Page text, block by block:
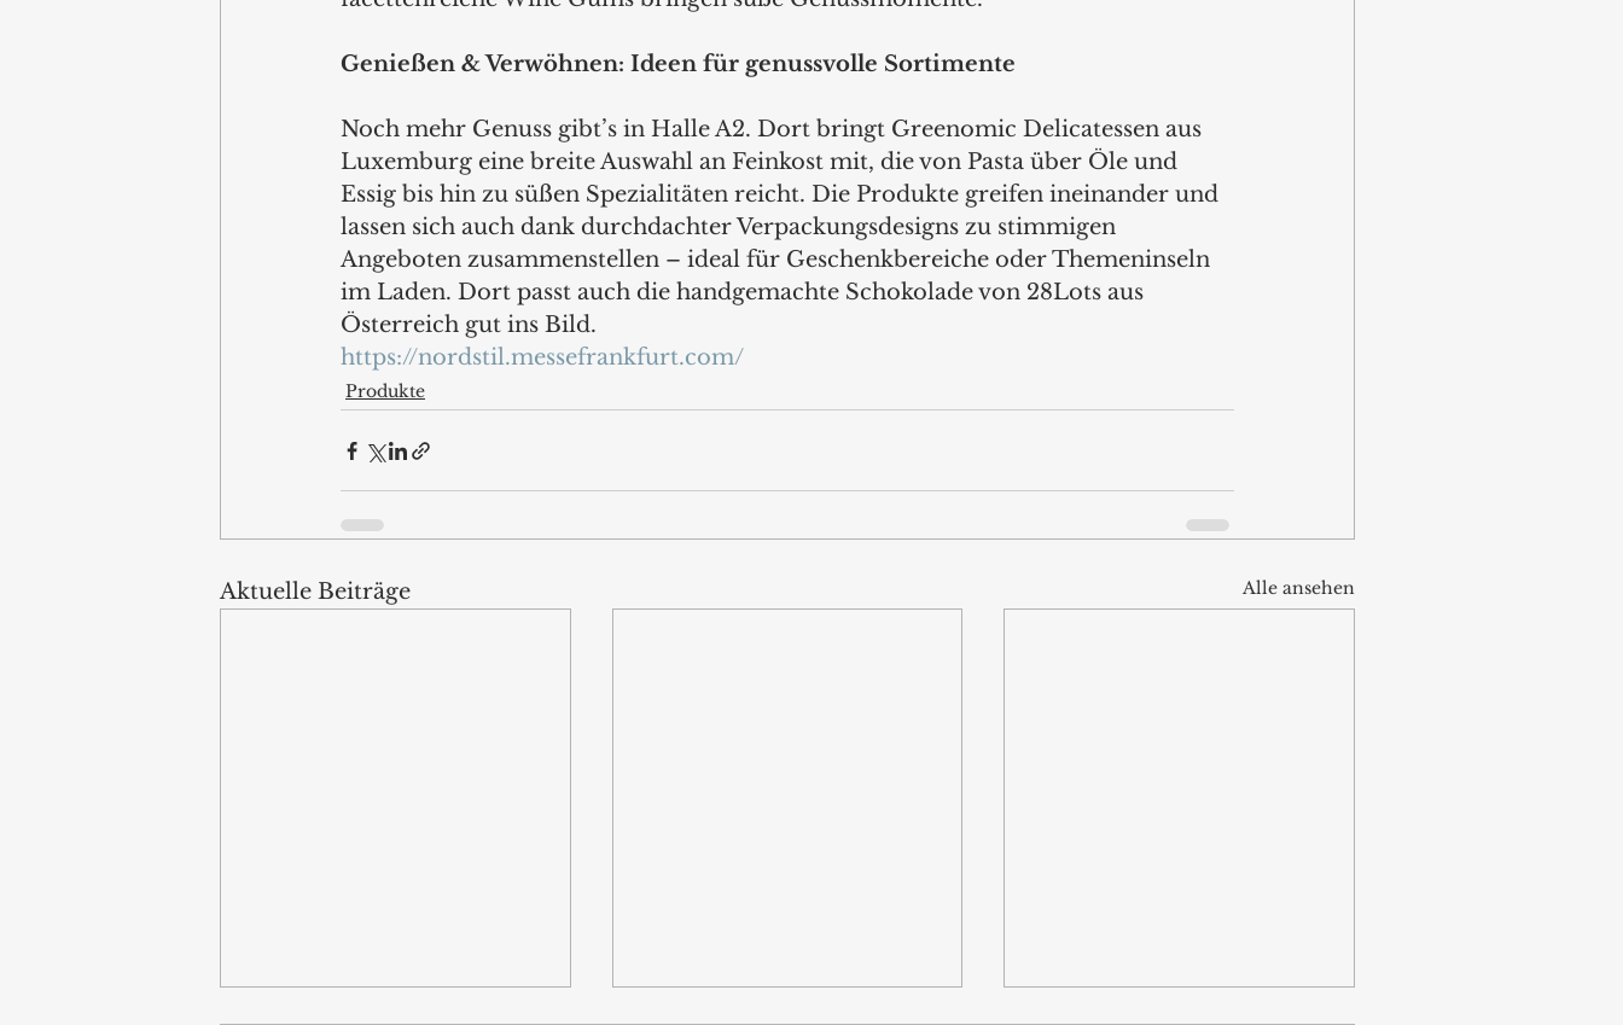
Genießen & Verwöhnen: Ideen für genussvolle Sortimente
Noch mehr Genuss gibt’s in Halle A2. Dort bringt Greenomic Delicatessen aus
Luxemburg eine breite Auswahl an Feinkost mit, die von Pasta über Öle und
Essig bis hin zu süßen Spezialitäten reicht. Die Produkte greifen ineinander und
lassen sich auch dank durchdachter Verpackungsdesigns zu stimmigen
Angeboten zusammenstellen – ideal für Geschenkbereiche oder Themeninseln
im Laden. Dort passt auch die handgemachte Schokolade von 28Lots aus
Österreich gut ins Bild.
https://nordstil.messefrankfurt.com/
Produkte
Aktuelle Beiträge Alle ansehen